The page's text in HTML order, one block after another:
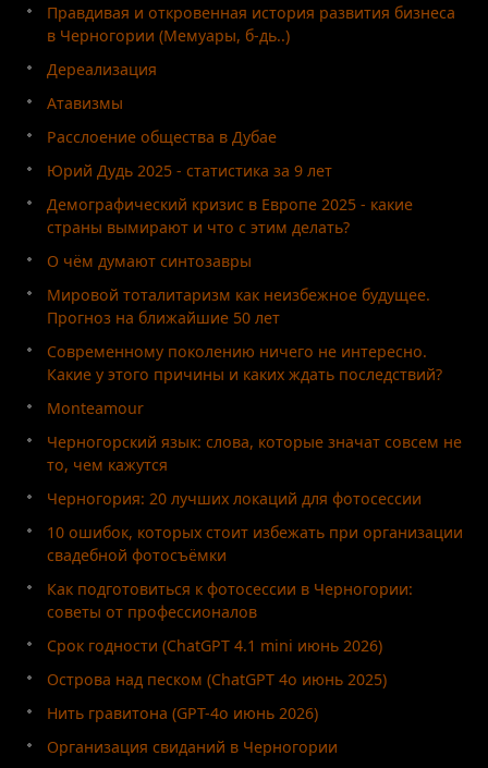
Правдивая и откровенная история развития бизнеса
в Черногории (Мемуары, б-дь..)
Дереализация
Атавизмы
Расслоение общества в Дубае
Юрий Дудь 2025 - статистика за 9 лет
Демографический кризис в Европе 2025 - какие
страны вымирают и что с этим делать?
О чём думают синтозавры
Мировой тоталитаризм как неизбежное будущее.
Прогноз на ближайшие 50 лет
Современному поколению ничего не интересно.
Какие у этого причины и каких ждать последствий?
Monteamour
Черногорский язык: слова, которые значат совсем не
то, чем кажутся
Черногория: 20 лучших локаций для фотосессии
10 ошибок, которых стоит избежать при организации
свадебной фотосъёмки
Как подготовиться к фотосессии в Черногории:
советы от профессионалов
Срок годности (ChatGPT 4.1 mini июнь 2026)
Острова над песком (ChatGPT 4o июнь 2025)
Нить гравитона (GPT-4o июнь 2026)
Организация свиданий в Черногории